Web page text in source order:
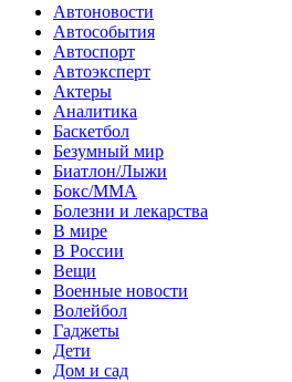
Автоновости
Автособытия
Автоспорт
Автоэксперт
Актеры
Аналитика
Баскетбол
Безумный мир
Биатлон/Лыжи
Бокс/MMA
Болезни и лекарства
В мире
В России
Вещи
Военные новости
Волейбол
Гаджеты
Дети
Дом и сад